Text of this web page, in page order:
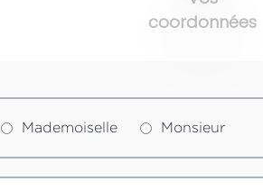
coordonnées
Mademoiselle Monsieur